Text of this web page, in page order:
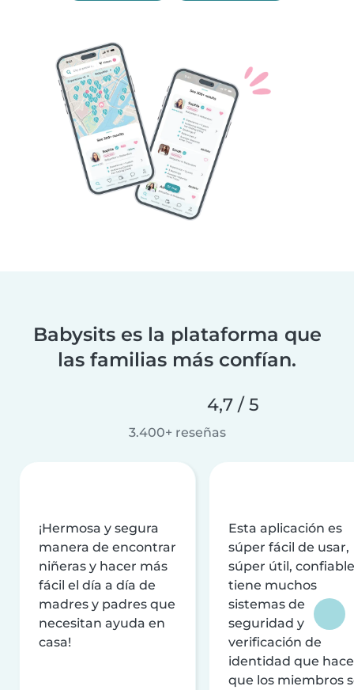
Babysits es la plataforma que
las familias más confían.
4,7 / 5
3.400+ reseñas
¡Hermosa y segura
manera de encontrar
niñeras y hacer más
fácil el día a día de
madres y padres que
necesitan ayuda en
casa!
Esta aplicación es
súper fácil de usar,
súper útil,
tiene muchos
sistemas de
seguridad y
verificación de
identidad que
que los miembros